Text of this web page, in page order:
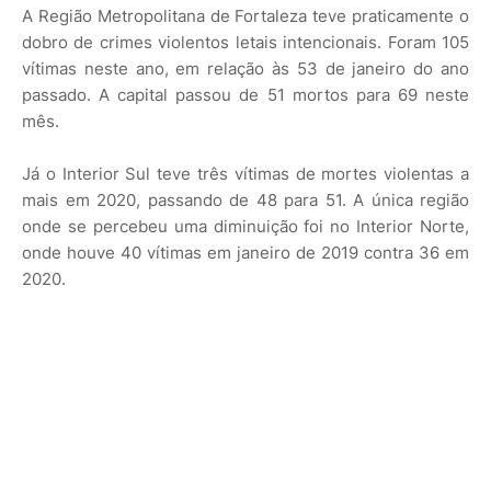
A Região Metropolitana de Fortaleza teve praticamente o
dobro de crimes violentos letais intencionais. Foram 105
vítimas neste ano, em relação às 53 de janeiro do ano
passado. A capital passou de 51 mortos para 69 neste
mês.
Já o Interior Sul teve três vítimas de mortes violentas a
mais em 2020, passando de 48 para 51. A única região
onde se percebeu uma diminuição foi no Interior Norte,
onde houve 40 vítimas em janeiro de 2019 contra 36 em
2020.